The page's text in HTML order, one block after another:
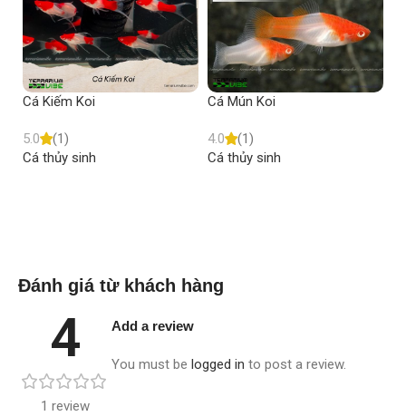
Cá Kiếm Koi
5.0
(1)
Cá thủy sinh
Cá Mún Koi
4.0
(1)
Cá thủy sinh
Đánh giá từ khách hàng
4
1 review
Add a review
You must be logged in to post a review.